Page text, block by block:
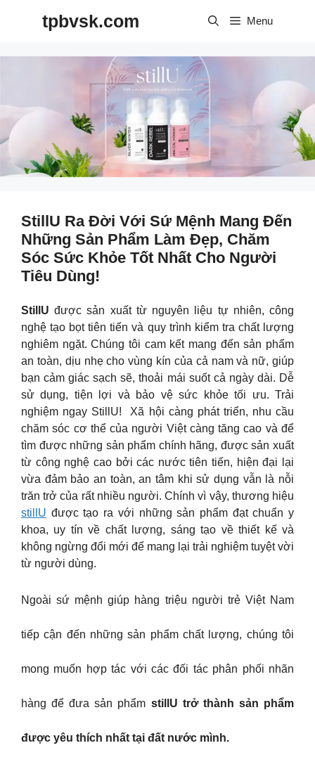
tpbvsk.com Menu
StillU Ra Đời Với Sứ Mệnh Mang Đến
Những Sản Phẩm Làm Đẹp, Chăm
Sóc Sức Khỏe Tốt Nhất Cho Người
Tiêu Dùng!
StillU được sản xuất từ nguyên liệu tự nhiên, công
nghệ tạo bọt tiên tiến và quy trình kiểm tra chất lượng
nghiêm ngặt. Chúng tôi cam kết mang đến sản phẩm
an toàn, dịu nhẹ cho vùng kín của cả nam và nữ, giúp
bạn cảm giác sạch sẽ, thoải mái suốt cả ngày dài. Dễ
sử dụng, tiện lợi và bảo vệ sức khỏe tối ưu. Trải
nghiệm ngay StillU! Xã hội càng phát triển, nhu cầu
chăm sóc cơ thể của người Việt càng tăng cao và để
tìm được những sản phẩm chính hãng, được sản xuất
từ công nghệ cao bởi các nước tiên tiến, hiện đại lại
vừa đảm bảo an toàn, an tâm khi sử dụng vẫn là nỗi
trăn trở của rất nhiều người. Chính vì vậy, thương hiệu
stillU được tạo ra với những sản phẩm đạt chuẩn y
khoa, uy tín về chất lượng, sáng tạo về thiết kế và
không ngừng đổi mới để mang lại trải nghiệm tuyệt vời
từ người dùng.
Ngoài sứ mệnh giúp hàng triệu người trẻ Việt Nam
tiếp cận đến những sản phẩm chất lượng, chúng tôi
mong muốn hợp tác với các đối tác phân phối nhãn
hàng để đưa sản phẩm stillU trở thành sản phẩm
được yêu thích nhất tại đất nước mình.